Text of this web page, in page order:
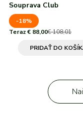
Souprava Club
-18%
Teraz € 88,00€ 108,01
PRIDAŤ DO